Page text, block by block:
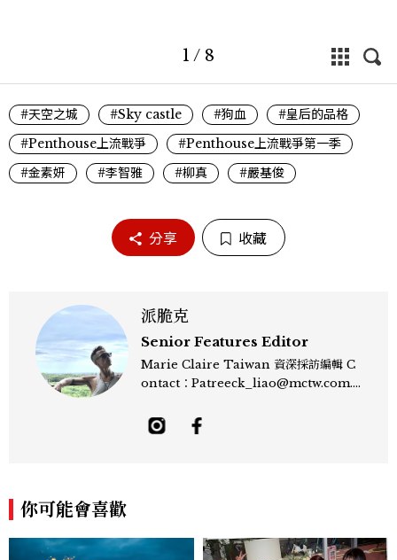
1 / 8
#天空之城 #Sky castle #狗血
#皇后的品格
#Penthouse上流戰爭
#Penthouse上流戰爭第一季
#金素妍
#李智雅 #柳真 #嚴基俊
分享 收藏
派脆克
Senior Features Editor
Marie Claire Taiwan 資深採訪編輯 C
ontact：Patreeck_liao@mctw.com.t
敏銳的觀察力與敘事能力，撰寫出兼具深度
與美感的專題內容，長期關注亞洲娛樂、人
力的跨平台敘事語言。認為好的內容不僅是
你可能會喜歡